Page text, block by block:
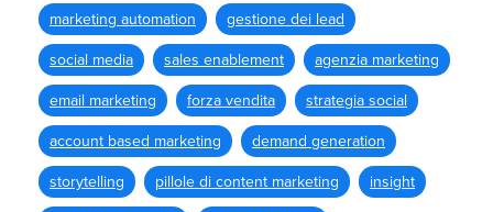
marketing automation gestione dei lead
social media sales enablement agenzia marketing
email marketing forza vendita strategia social
account based marketing demand generation
storytelling pillole di content marketing insight